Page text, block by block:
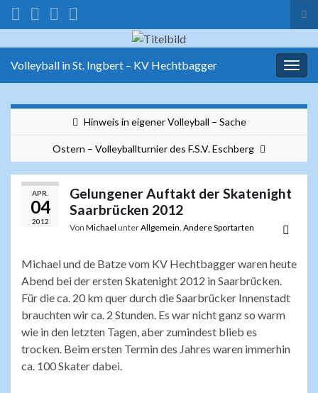
Volleyball in St. Ingbert – KV Hechtbagger
Hinweis in eigener Volleyball – Sache
Ostern – Volleyballturnier des F.S.V. Eschberg
APR.
04
2012
Gelungener Auftakt der Skatenight
Saarbrücken 2012
Von Michael unterAllgemein Andere Sportarten
Michael und de Batze vom KV Hechtbagger waren heute
Abend bei der ersten Skatenight 2012 in Saarbrücken.
Für die ca. 20 km quer durch die Saarbrücker Innenstadt
brauchten wir ca. 2 Stunden. Es war nicht ganz so warm
wie in den letzten Tagen, aber zumindest blieb es
trocken. Beim ersten Termin des Jahres waren immerhin
ca. 100 Skater dabei.